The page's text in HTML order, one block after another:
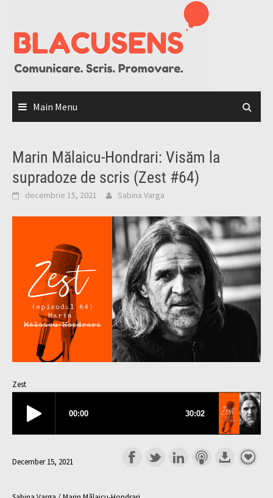
content
Main Menu
Marin Mălaicu-Hondrari: Visăm la
supradoze de scris (Zest #64)
decembrie 15, 2021 Sabina Varga
Zest
December 15, 2021